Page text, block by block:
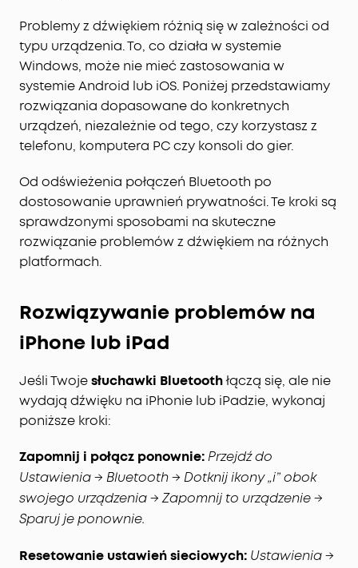
Problemy z dźwiękiem różnią się w zależności od
typu urządzenia. To, co działa w systemie
Windows, może nie mieć zastosowania w
systemie Android lub iOS. Poniżej przedstawiamy
rozwiązania dopasowane do konkretnych
urządzeń, niezależnie od tego, czy korzystasz z
telefonu, komputera PC czy konsoli do gier.
Od odświeżenia połączeń Bluetooth po
dostosowanie uprawnień prywatności. Te kroki są
sprawdzonymi sposobami na skuteczne
rozwiązanie problemów z dźwiękiem na różnych
platformach.
Rozwiązywanie problemów na
iPhone lub iPad
Jeśli Twojesłuchawki Bluetoothłączą się, ale nie
wydają dźwięku na iPhonie lub iPadzie, wykonaj
poniższe kroki:
Zapomnij i połącz ponownie: Przejdź do
Ustawienia → Bluetooth → Dotknij ikony „i” obok
swojego urządzenia → Zapomnij to urządzenie →
Sparuj je ponownie.
Resetowanie ustawień sieciowych: Ustawienia →